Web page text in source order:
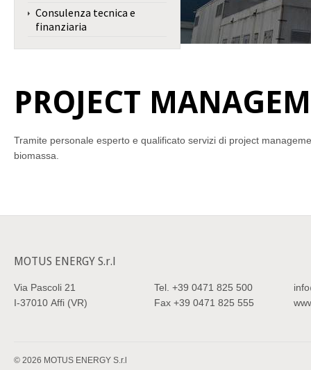
Consulenza tecnica e
finanziaria
PROJECT
Tramite personale esperto e qualificato servizi di project
biomassa.
MOTUS ENERGY S.r.l
Via Pascoli 21
I-37010 Affi (VR)
Tel. +39 0471 825 500
Fax +39 0471 825 555
© 2026 MOTUS ENERGY S.r.l